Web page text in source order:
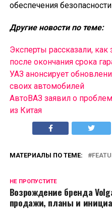
обеспечения
Другие новости по теме:
Эксперты рассказали,
после окончания срока
УАЗ анонсирует
своих автомобилей
АвтоВАЗ заявил о
из Китая
МАТЕРИАЛЫ ПО ТЕМЕ:
НЕ ПРОПУСТИТЕ
Возрождение бренда
продажи, планы и